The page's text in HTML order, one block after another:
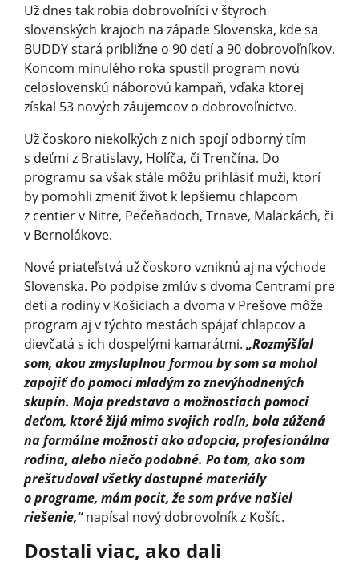
Už dnes tak robia dobrovoľníci v štyroch
slovenských krajoch na západe Slovenska, kde sa
BUDDY stará približne o 90 detí a 90 dobrovoľníkov.
Koncom minulého roka spustil program novú
celoslovenskú náborovú kampaň, vďaka ktorej
získal 53 nových záujemcov o dobrovoľníctvo.
Už čoskoro niekoľkých z nich spojí odborný tím
s deťmi z Bratislavy, Holíča, či Trenčína. Do
programu sa však stále môžu prihlásiť muži, ktorí
by pomohli zmeniť život k lepšiemu chlapcom
z centier v Nitre, Pečeňadoch, Trnave, Malackách, či
v Bernolákove.
Nové priateľstvá už čoskoro vzniknú aj na východe
Slovenska. Po podpise zmlúv s dvoma Centrami pre
deti a rodiny v Košiciach a dvoma v Prešove môže
program aj v týchto mestách spájať chlapcov a
dievčatá s ich dospelými kamarátmi. „Rozmýšľal
som, akou zmysluplnou formou by som sa mohol
zapojiť do pomoci mladým zo znevýhodnených
skupín. Moja predstava o možnostiach pomoci
deťom, ktoré žijú mimo svojich rodín, bola zúžená
na formálne možnosti ako adopcia, profesionálna
rodina, alebo niečo podobné. Po tom, ako som
preštudoval všetky dostupné materiály
o programe, mám pocit, že som práve našiel
riešenie,“napísal nový dobrovoľník z Košíc.
Dostali viac, ako dali